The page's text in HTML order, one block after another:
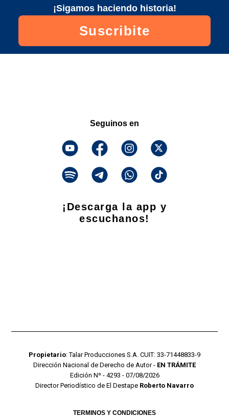
¡Sigamos haciendo historia!
Suscribite
Seguinos en
¡Descarga la app y
escuchanos!
Propietario: Talar Producciones S.A. CUIT: 33-71448833-9
Dirección Nacional de Derecho de Autor - EN TRÁMITE
Edición Nº - 4293 - 07/08/2026
Director Periodístico de El Destape Roberto Navarro
TERMINOS Y CONDICIONES